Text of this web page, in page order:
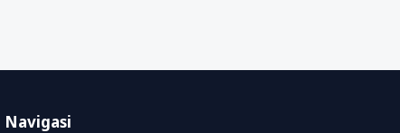
Navigasi